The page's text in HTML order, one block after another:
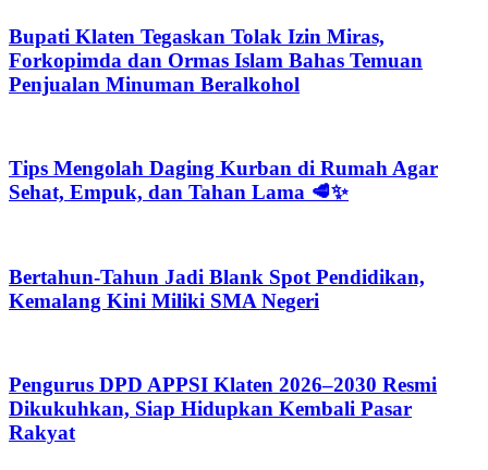
Bupati Klaten Tegaskan Tolak Izin Miras,
Forkopimda dan Ormas Islam Bahas Temuan
Penjualan Minuman Beralkohol
Tips Mengolah Daging Kurban di Rumah Agar
Sehat, Empuk, dan Tahan Lama 🥩✨
Bertahun-Tahun Jadi Blank Spot Pendidikan,
Kemalang Kini Miliki SMA Negeri
Pengurus DPD APPSI Klaten 2026–2030 Resmi
Dikukuhkan, Siap Hidupkan Kembali Pasar
Rakyat